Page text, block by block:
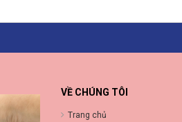
VỀ CHÚNG TÔI
Trang chủ